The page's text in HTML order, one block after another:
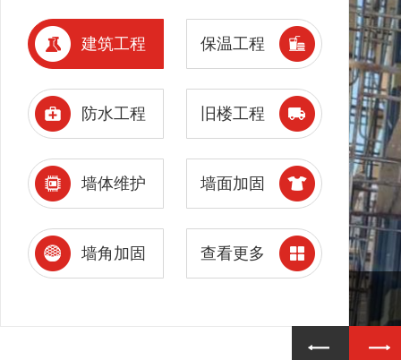
建筑工程 保温工程
防水工程 旧楼工程
墙体维护 墙面加固
墙角加固 查看更多